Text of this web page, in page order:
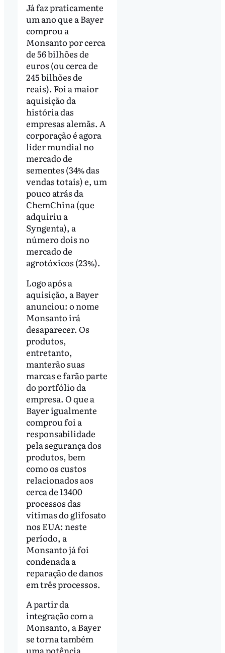
Já faz praticamente
um ano que a Bayer
comprou a
Monsanto por cerca
de 56 bilhões de
euros (ou cerca de
245 bilhões de
reais). Foi a maior
aquisição da
história das
empresas alemãs. A
corporação é agora
líder mundial no
mercado de
sementes (34% das
vendas totais) e, um
pouco atrás da
ChemChina (que
adquiriu a
Syngenta), a
número dois no
mercado de
agrotóxicos (23%).
Logo após a
aquisição, a Bayer
anunciou: o nome
Monsanto irá
desaparecer. Os
produtos,
entretanto,
manterão suas
marcas e farão parte
do portfólio da
empresa. O que a
Bayer igualmente
comprou foi a
responsabilidade
pela segurança dos
produtos, bem
como os custos
relacionados aos
cerca de 13400
processos das
vítimas do glifosato
nos EUA: neste
período, a
Monsanto já foi
condenada a
reparação de danos
em três processos.
A partir da
integração com a
Monsanto, a Bayer
se torna também
uma potência